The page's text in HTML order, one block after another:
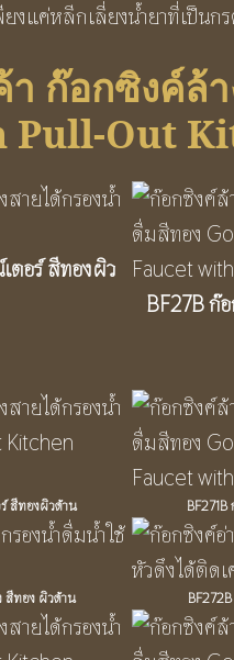
งแค่หลีกเลี่ยงน้ำยาที่เป็นก
ก๊อกซิงค์ล้
Pull-Out
ตอร์ สีทองผิว
BF27B ก๊
ร์ สีทองผิวด้าน
สีทอง ผิวด้าน